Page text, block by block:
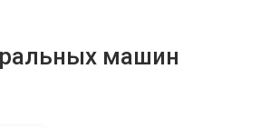
машин